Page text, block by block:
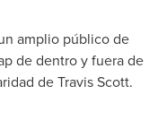
amplio público de
de dentro y fuera de
deTravis Scott.